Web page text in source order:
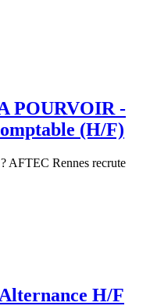
POURVOIR -
(H/F)
AFTEC Rennes recrute
H/F